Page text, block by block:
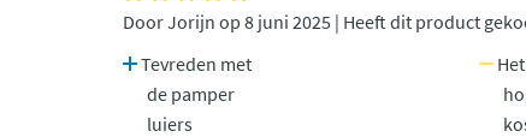
Door Jorijn op 8 juni 2025 | Heeft dit product
Tevreden met
de pamper
luiers